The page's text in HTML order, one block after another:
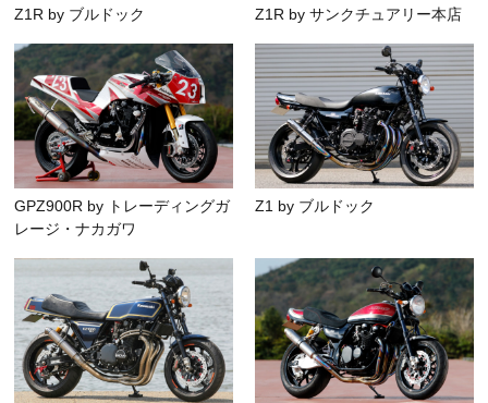
Z1R by ブルドック Z1R by サンクチュアリー本店
GPZ900R by トレーディングガ
レージ・ナカガワ
Z1 by ブルドック